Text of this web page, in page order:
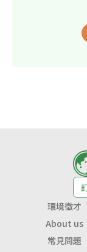
環境徵才
About us
常見問題